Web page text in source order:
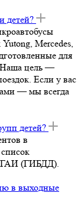
детей?
Mercedes,
для
Наша цель —
Если у вас
— мы всегда
детей?
в
ГАИ (ГИБДД).
в выходные